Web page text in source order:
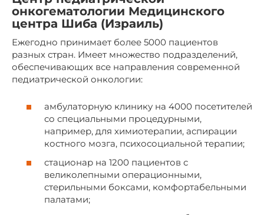
онкогематологии Медицинского
центра Шиба (Израиль)
Ежегодно принимает более 5000 пациентов
разных стран. Имеет множество подразделений,
обеспечивающих все направления современной
педиатрической онкологии:
амбулаторную клинику на 4000 посетителей
со специальными процедурными,
например, для химиотерапии, аспирации
костного мозга, психосоциальной терапии;
стационар на 1200 пациентов с
великолепными операционными,
стерильными боксами, комфортабельными
палатами;